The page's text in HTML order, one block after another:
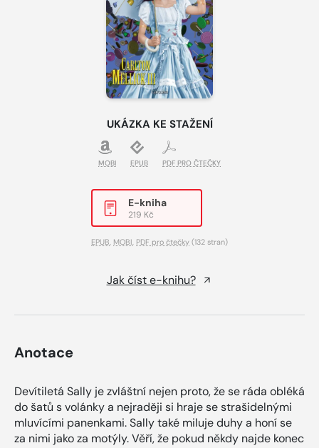
UKÁZKA KE STAŽENÍ
MOBI EPUB PDF PRO ČTEČKY
E-kniha
219 Kč
EPUB, MOBI, PDF pro čtečky (132 stran)
Jak číst e-knihu?
Anotace
Devítiletá Sally je zvláštní nejen proto, že se ráda obléká
do šatů s volánky a nejraději si hraje se strašidelnými
mluvícími panenkami. Sally také miluje duhy a honí se
za nimi jako za motýly. Věří, že pokud někdy najde konec